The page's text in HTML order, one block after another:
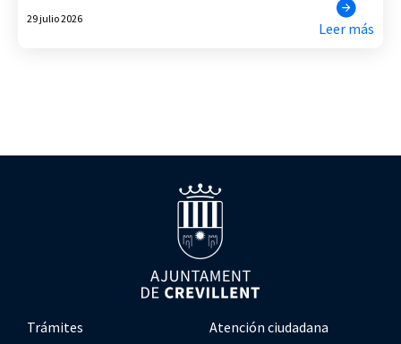
29 julio 2026
Leer más
Trámites
Atención ciudadana